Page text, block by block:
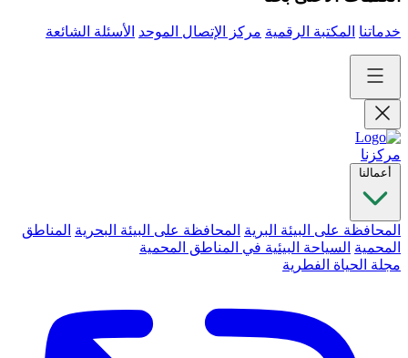
خدماتنا المكتبة الرقمية مركز الإتصال الموحد الأسئلة الشائعة
مركزنا
أعمالنا
المحافظة على البيئة البرية المحافظة على البيئة البحرية المناطق
المحمية السياحة البيئية في المناطق المحمية
مجلة الحياة الفطرية